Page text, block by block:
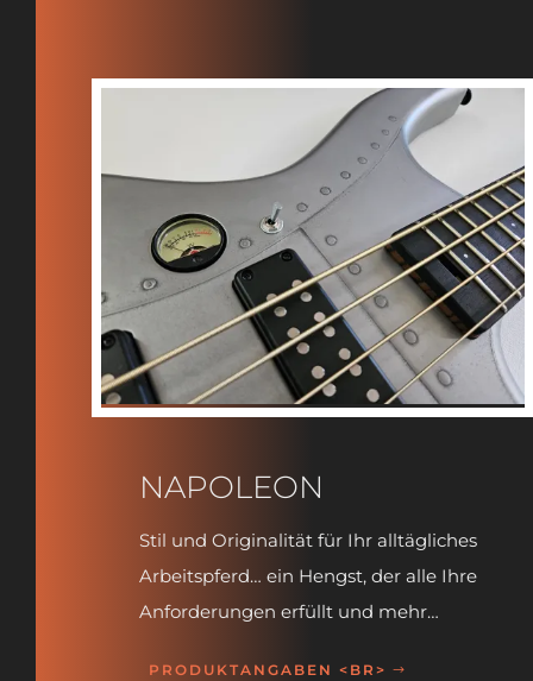
NAPOLEON
Stil und Originalität für Ihr alltägliches
Arbeitspferd… ein Hengst, der alle Ihre
Anforderungen erfüllt und mehr…
PRODUKTANGABEN <BR>